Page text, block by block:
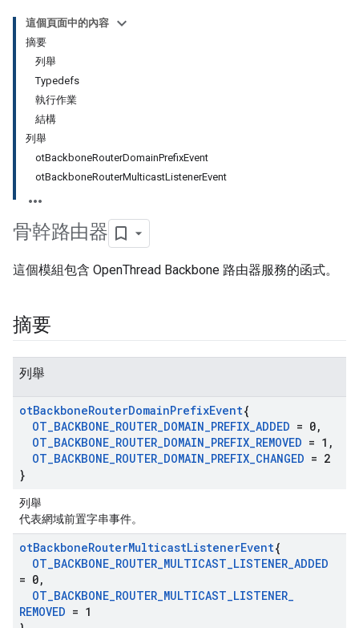
這個頁面中的內容
摘要
列舉
Typedefs
執行作業
結構
列舉
otBackboneRouterDomainPrefixEvent
otBackboneRouterMulticastListenerEvent
骨幹路由器
這個模組包含 OpenThread Backbone 路由器服務的函式。
摘要
列舉
otBackboneRouterDomainPrefixEvent{
OT_BACKBONE_ROUTER_DOMAIN_PREFIX_ADDED = 0,
OT_BACKBONE_ROUTER_DOMAIN_PREFIX_REMOVED = 1 ,
OT_BACKBONE_ROUTER_DOMAIN_PREFIX_CHANGED = 2
}
列舉
代表網域前置字串事件。
otBackboneRouterMulticastListenerEvent{
OT_BACKBONE_ROUTER_MULTICAST_LISTENER_ADDED
= 0,
OT_BACKBONE_ROUTER_MULTICAST_LISTENER_
REMOVED = 1